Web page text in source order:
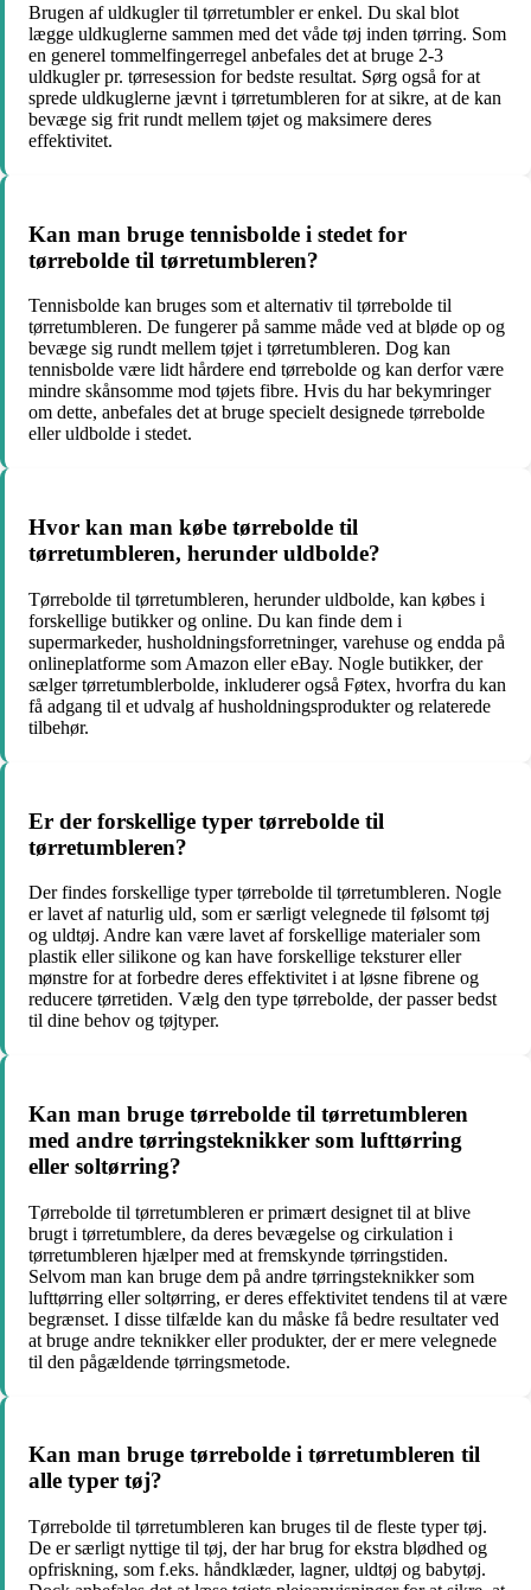
Brugen af uldkugler til tørretumbler er enkel. Du skal blot
lægge uldkuglerne sammen med det våde tøj inden tørring. Som
en generel tommelfingerregel anbefales det at bruge 2-3
uldkugler pr. tørresession for bedste resultat. Sørg også for at
sprede uldkuglerne jævnt i tørretumbleren for at sikre, at de kan
bevæge sig frit rundt mellem tøjet og maksimere deres
effektivitet.
Kan man bruge tennisbolde i stedet for
tørrebolde til tørretumbleren?
Tennisbolde kan bruges som et alternativ til tørrebolde til
tørretumbleren. De fungerer på samme måde ved at bløde op og
bevæge sig rundt mellem tøjet i tørretumbleren. Dog kan
tennisbolde være lidt hårdere end tørrebolde og kan derfor være
mindre skånsomme mod tøjets fibre. Hvis du har bekymringer
om dette, anbefales det at bruge specielt designede tørrebolde
eller uldbolde i stedet.
Hvor kan man købe tørrebolde til
tørretumbleren, herunder uldbolde?
Tørrebolde til tørretumbleren, herunder uldbolde, kan købes i
forskellige butikker og online. Du kan finde dem i
supermarkeder, husholdningsforretninger, varehuse og endda på
onlineplatforme som Amazon eller eBay. Nogle butikker, der
sælger tørretumblerbolde, inkluderer også Føtex, hvorfra du kan
få adgang til et udvalg af husholdningsprodukter og relaterede
tilbehør.
Er der forskellige typer tørrebolde til
tørretumbleren?
Der findes forskellige typer tørrebolde til tørretumbleren. Nogle
er lavet af naturlig uld, som er særligt velegnede til følsomt tøj
og uldtøj. Andre kan være lavet af forskellige materialer som
plastik eller silikone og kan have forskellige teksturer eller
mønstre for at forbedre deres effektivitet i at løsne fibrene og
reducere tørretiden. Vælg den type tørrebolde, der passer bedst
til dine behov og tøjtyper.
Kan man bruge tørrebolde til tørretumbleren
med andre tørringsteknikker som lufttørring
eller soltørring?
Tørrebolde til tørretumbleren er primært designet til at blive
brugt i tørretumblere, da deres bevægelse og cirkulation i
tørretumbleren hjælper med at fremskynde tørringstiden.
Selvom man kan bruge dem på andre tørringsteknikker som
lufttørring eller soltørring, er deres effektivitet tendens til at være
begrænset. I disse tilfælde kan du måske få bedre resultater ved
at bruge andre teknikker eller produkter, der er mere velegnede
til den pågældende tørringsmetode.
Kan man bruge tørrebolde i tørretumbleren til
alle typer tøj?
Tørrebolde til tørretumbleren kan bruges til de fleste typer tøj.
De er særligt nyttige til tøj, der har brug for ekstra blødhed og
opfriskning, som f.eks. håndklæder, lagner, uldtøj og babytøj.